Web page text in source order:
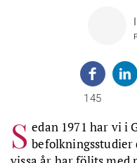
145
S edan 1971 har vi i